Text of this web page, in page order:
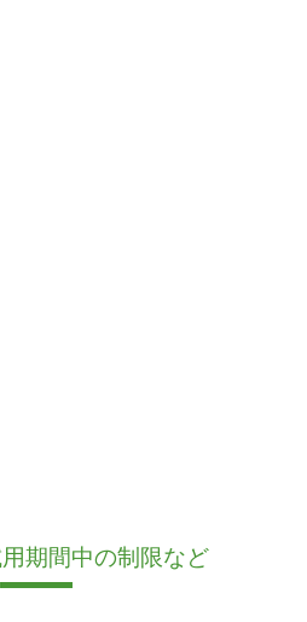
期間中の制限など